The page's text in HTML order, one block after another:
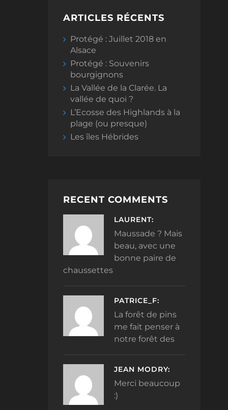
ARTICLES RÉCENTS
Protégé : Juillet 2018 en
Alsace
Protégé : Souvenirs
bourgignons
La Vallée de la Clarée. La
vallée de quoi ?
L’Ecosse des Highlands à la
plage (ou presque)
Les îles Hébrides
RECENT COMMENTS
LAURENT:
Maussade ? Mais
beau, avec une
bonne paire de
chaussettes
PATRICE_F:
La forêt de pins
me fait penser à
notre forêt des
JEAN MODRY:
Merci beaucoup
:)